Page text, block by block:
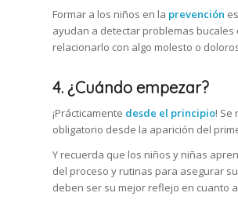
Formar a los niños en la prevención
ayudan a detectar problemas
relacionarlo con algo molesto o
4. ¿Cuándo empezar?
¡Prácticamente desde el principio! Se
obligatorio desde la aparición del
Y recuerda que los niños y niñas
del proceso y rutinas para asegurar
deben ser su mejor reflejo en cuanto